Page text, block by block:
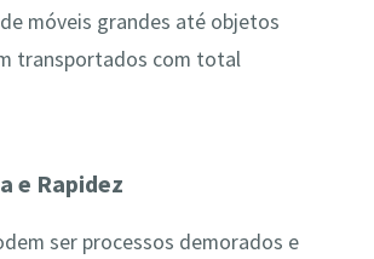
móveis grandes até objetos
transportados com total
e Rapidez
ser processos demorados e